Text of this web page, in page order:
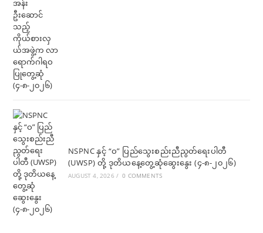
NSPNC နှင့် “ဝ” ပြည်သွေးစည်းညီညွတ်ရေးပါတီ
(UWSP) တို့ ဒုတိယနေ့တွေ့ဆုံဆွေးနွေး (၄-၈-၂၀၂၆)
AUGUST 4, 2026 / 0 COMMENTS